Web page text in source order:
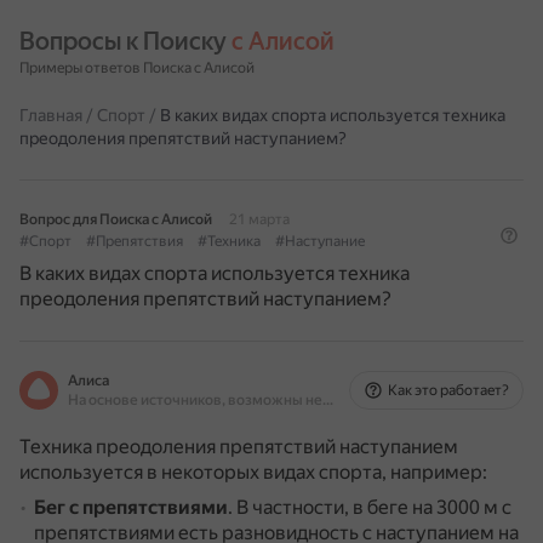
Вопросы к Поиску с Алисой
Примеры ответов Поиска с Алисой
Главная / Спорт / В каких видах спорта используется техника
преодоления препятствий наступанием?
Вопрос для Поиска с Алисой
21 марта
#Спорт
#Препятствия #Техника #Наступание
В каких видах спорта используется техника
преодоления препятствий наступанием?
Алиса
На основе источников, возможны неточности
Как это работает?
Техника преодоления препятствий наступанием
используется в некоторых видах спорта, например:
Бег с препятствиями. В частности, в беге на 3000 м с
препятствиями есть разновидность с наступанием на